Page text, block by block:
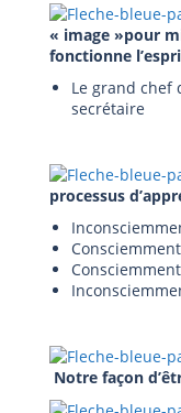
« image »pour
fonctionne
Le grand chef
secrétaire
processus
Notre façon